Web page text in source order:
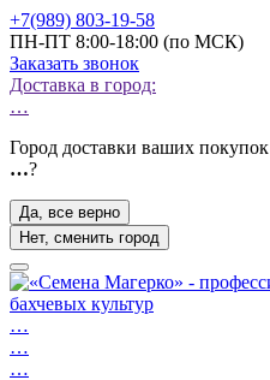
+7(989) 803-19-58
ПН-ПТ 8:00-18:00 (по МСК)
Заказать звонок
Доставка в город:
…
Город доставки ваших покупок
…?
Да, все верно
Нет, сменить город
…
…
…